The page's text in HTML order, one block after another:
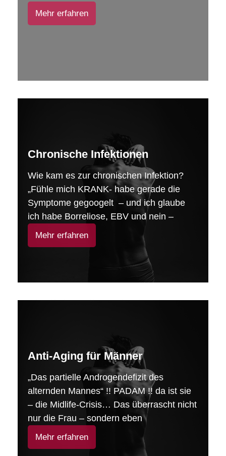
Mehr erfahren
Chronische Infektionen
Wie kam es zur chronischen Infektion?
„Fühle mich KRANK- habe gerade die
Symptome gegoogelt – und ich glaube
ich habe Borreliose, EBV und nein –
Mehr erfahren
Anti-Aging für Männer
„Das partielle Androgendefizit des
alternden Mannes“ !! PADAM !! da ist sie
– die Midlife-Crisis… Das überrascht nicht
nur die Frau – sondern eben
Mehr erfahren